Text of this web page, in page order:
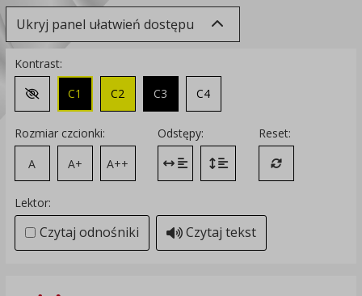
Ukryj panel ułatwień dostępu
Kontrast:
Zmień kontrast na domyślny
C1 C2 C3 C4
Rozmiar czcionki:
A
A+ A++
Odstępy:
Zmień odstęp między literami
Zmień interlinię i margines
Reset:
Przywróć
Lektor:
Czytaj odnośniki Czytaj tekst